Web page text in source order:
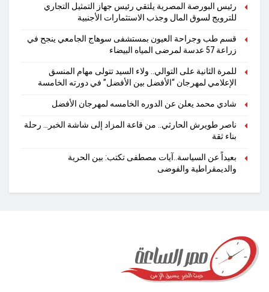
رئيس البورصة المصرية يلتقي رئيس جهاز التمثيل التجاري
للترويج لسوق المال وجذب الاستثمارات الأجنبية
قسم طب وجراحة العيون بمستشفى سوهاج الجامعي ينجح في
زراعة 57 عدسة لمرضى المياه البيضاء
للمرة الثانية على التوالي.. ولاء السيد تتولى مهام المنسق
الإعلامي لمهرجان “الأفضل بين الأفضل” في دورته الخامسة
شادي محمد يعلن عن الدوره الخامسه لمهرجان الأفضل
ناصر طويرش الحارثي.. من قاعة المزاد إلى شاشة الخبر… رحلة
بناء ثقة
بعيداً عن السياسة..آيات مصطفى تكتب: بين الحرية
والديمقراطية والفوضى